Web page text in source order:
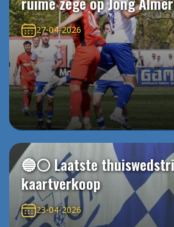
27-04-2026
🔵⚪️ Laatste
kaartverkoop
23-04-2026